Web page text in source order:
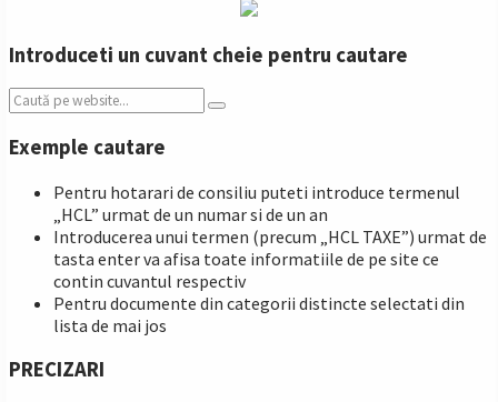
Introduceti un cuvant cheie pentru cautare
Search:
Exemple cautare
Pentru hotarari de consiliu puteti introduce termenul
„HCL” urmat de un numar si de un an
Introducerea unui termen (precum „HCL TAXE”) urmat de
tasta enter va afisa toate informatiile de pe site ce
contin cuvantul respectiv
Pentru documente din categorii distincte selectati din
lista de mai jos
PRECIZARI